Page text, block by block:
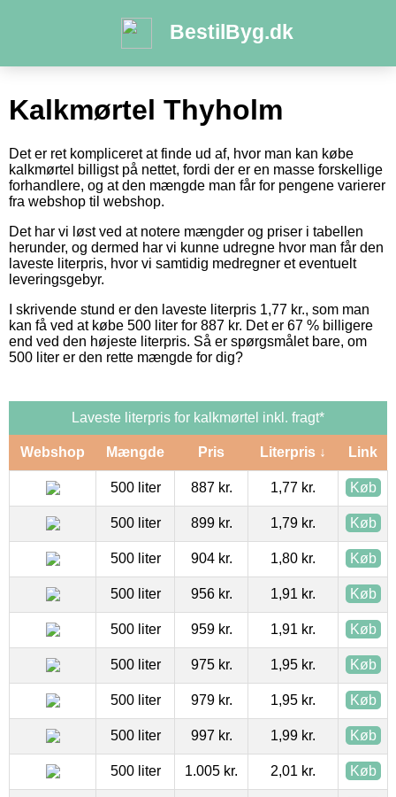
BestilByg.dk
Kalkmørtel Thyholm
Det er ret kompliceret at finde ud af, hvor man kan købe
kalkmørtel billigst på nettet, fordi der er en masse forskellige
forhandlere, og at den mængde man får for pengene varierer
fra webshop til webshop.
Det har vi løst ved at notere mængder og priser i tabellen
herunder, og dermed har vi kunne udregne hvor man får den
laveste literpris, hvor vi samtidig medregner et eventuelt
leveringsgebyr.
I skrivende stund er den laveste literpris 1,77 kr., som man
kan få ved at købe 500 liter for 887 kr. Det er 67 % billigere
end ved den højeste literpris. Så er spørgsmålet bare, om
500 liter er den rette mængde for dig?
Laveste literpris for kalkmørtel inkl. fragt*
Webshop Mængde Pris Literpris ↓ Link
500 liter 887 kr. 1,77 kr. Køb
500 liter 899 kr. 1,79 kr. Køb
500 liter 904 kr. 1,80 kr. Køb
500 liter 956 kr. 1,91 kr. Køb
500 liter 959 kr. 1,91 kr. Køb
500 liter 975 kr. 1,95 kr. Køb
500 liter 979 kr. 1,95 kr. Køb
500 liter 997 kr. 1,99 kr. Køb
500 liter 1.005 kr. 2,01 kr. Køb